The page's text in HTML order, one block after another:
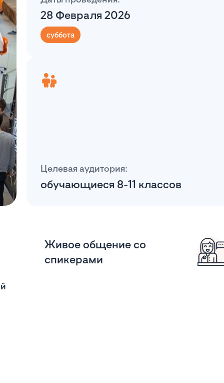
28 Февраля 2026
суббота
Целевая аудитория:
обучающиеся 8-11 классов
Живое общение со
спикерами